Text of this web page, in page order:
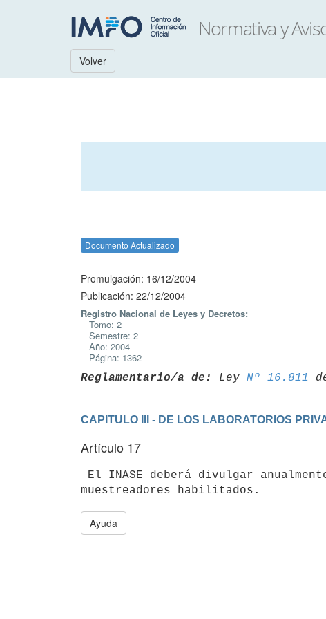
Volver
Documento Actualizado
Promulgación: 16/12/2004
Publicación: 22/12/2004
Registro Nacional de Leyes y Decretos:
Tomo: 2
Semestre: 2
Año: 2004
Página: 1362
Reglamentario/a de: Ley Nº 16.811
CAPITULO III - DE LOS LABORATORIOS
Artículo 17
Ayuda